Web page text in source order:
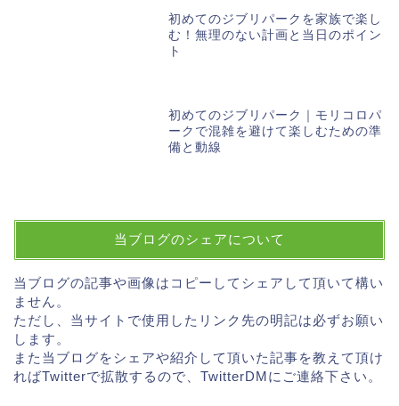
初めてのジブリパークを家族で楽し
む！無理のない計画と当日のポイン
ト
初めてのジブリパーク｜モリコロパ
ークで混雑を避けて楽しむための準
備と動線
当ブログのシェアについて
当ブログの記事や画像はコピーしてシェアして頂いて構い
ません。
ただし、当サイトで使用したリンク先の明記は必ずお願い
します。
また当ブログをシェアや紹介して頂いた記事を教えて頂け
ればTwitterで拡散するので、TwitterDMにご連絡下さい。